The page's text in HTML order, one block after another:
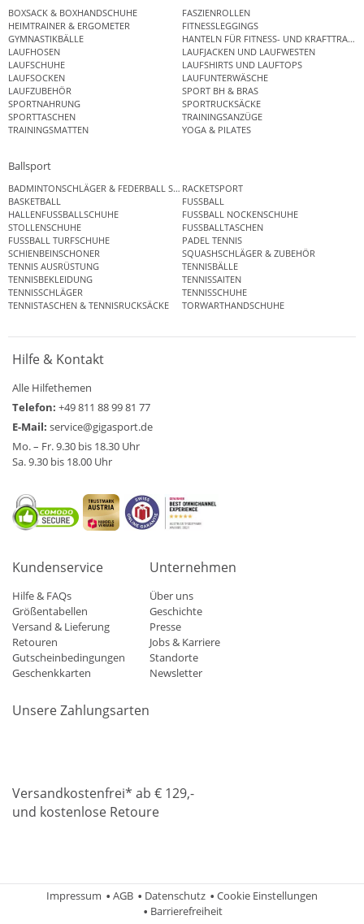
BOXSACK & BOXHANDSCHUHE
FASZIENROLLEN
HEIMTRAINER & ERGOMETER
FITNESSLEGGINGS
GYMNASTIKBÄLLE
HANTELN FÜR FITNESS- UND
LAUFHOSEN
LAUFJACKEN UND LAUFWESTEN
LAUFSCHUHE
LAUFSHIRTS UND LAUFTOPS
LAUFSOCKEN
LAUFUNTERWÄSCHE
LAUFZUBEHÖR
SPORT BH & BRAS
SPORTNAHRUNG
SPORTRUCKSÄCKE
SPORTTASCHEN
TRAININGSANZÜGE
TRAININGSMATTEN
YOGA & PILATES
Ballsport
BADMINTONSCHLÄGER & FEDERBALL SETSRACKETSPORT
BASKETBALL
FUSSBALL
HALLENFUSSBALLSCHUHE
FUSSBALL NOCKENSCHUHE
STOLLENSCHUHE
FUSSBALLTASCHEN
FUSSBALL TURFSCHUHE
PADEL TENNIS
SCHIENBEINSCHONER
SQUASHSCHLÄGER & ZUBEHÖR
TENNIS AUSRÜSTUNG
TENNISBÄLLE
TENNISBEKLEIDUNG
TENNISSAITEN
TENNISSCHLÄGER
TENNISSCHUHE
TENNISTASCHEN & TENNISRUCKSÄCKE
TORWARTHANDSCHUHE
Hilfe & Kontakt
Alle Hilfethemen
Telefon: +49 811 88 99 81 77
E-Mail: service@gigasport.de
Mo. – Fr. 9.30 bis 18.30 Uhr
Sa. 9.30 bis 18.00 Uhr
Kundenservice
Hilfe & FAQs
Größentabellen
Versand & Lieferung
Retouren
Gutscheinbedingungen
Geschenkkarten
Unternehmen
Über uns
Geschichte
Presse
Jobs & Karriere
Standorte
Newsletter
Unsere Zahlungsarten
Versandkostenfrei* ab € 129,-
und kostenlose Retoure
Impressum AGB Datenschutz
Cookie Einstellungen
Barrierefreiheit